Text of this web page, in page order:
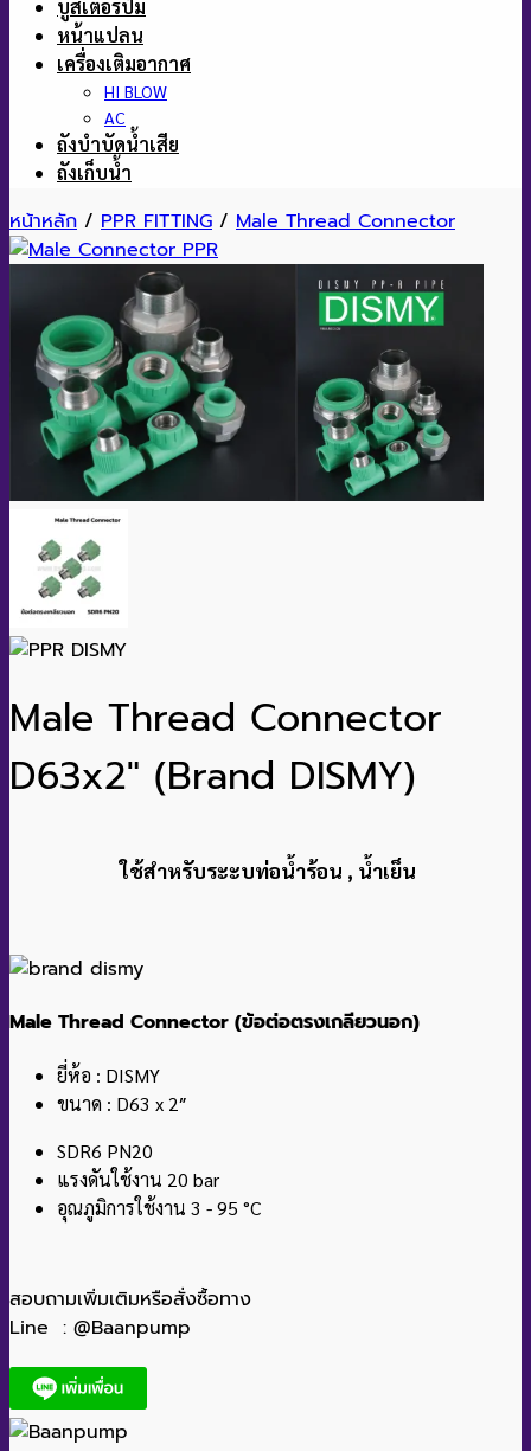
บูสเตอร์ปั๊ม
หน้าแปลน
เครื่องเติมอากาศ
HI BLOW
AC
ถังบำบัดน้ำเสีย
ถังเก็บน้ำ
หน้าหลัก / PPR FITTING / Male Thread Connector
Male Thread Connector
D63x2″ (Brand DISMY)
ใช้สำหรับระะบท่อน้ำร้อน , น้ำเย็น
Male Thread Connector (ข้อต่อตรงเกลียวนอก)
ยี่ห้อ : DISMY
ขนาด : D63 x 2″
SDR6 PN20
แรงดันใช้งาน 20 bar
อุณภูมิการใช้งาน 3 - 95 °C
สอบถามเพิ่มเติมหรือสั่งซื้อทาง
Line : @Baanpump